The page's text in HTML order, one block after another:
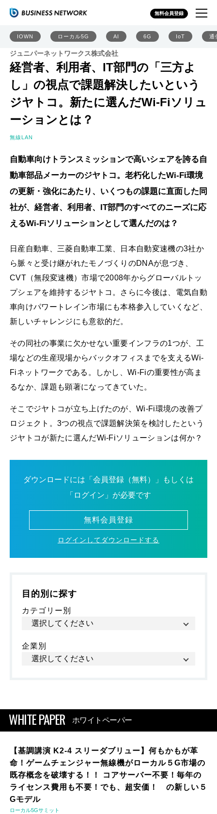
無料会員登録
IOWN ローカル5G AI 6G IoT 通
ジュニパーネットワークス株式会社
経営者、利用者、IT部門の「三方よ
し」の視点で課題解決したいという
ジヤトコ。新たに選んだWi-Fiソリュ
ーションとは？
無線LAN
自動車向けトランスミッションで高いシェアを誇る自
動車部品メーカーのジヤトコ。老朽化したWi-Fi環境
の更新・強化にあたり、いくつもの課題に直面した同
社が、経営者、利用者、IT部門のすべてのニーズに応
えるWi-Fiソリューションとして選んだのは？
日産自動車、三菱自動車工業、日本自動変速機の3社か
ら脈々と受け継がれたモノづくりのDNAが息づき、
CVT（無段変速機）市場で2008年からグローバルトッ
プシェアを維持するジヤトコ。さらに今後は、電気自動
車向けパワートレイン市場にも本格参入していくなど、
新しいチャレンジにも意欲的だ。
その同社の事業に欠かせない重要インフラの1つが、工
場などの生産現場からバックオフィスまでを支えるWi-
Fiネットワークである。しかし、Wi-Fiの重要性が高ま
るなか、課題も顕著になってきていた。
そこでジヤトコが立ち上げたのが、Wi-Fi環境の改善プ
ロジェクト。3つの視点で課題解決策を検討したという
ジヤトコが新たに選んだWi-Fiソリューションは何か？
ダウンロードには「会員登録（無料）」もしくは
「ログイン」が必要です
無料会員登録
ログインしてダウンロードする
目的別に探す
カテゴリー別
企業別
WHITE PAPER ホワイトペーパー
【基調講演 K2-4 スリーダブリュー】何もかもが革
命！ゲームチェンジャー無線機がローカル５G市場の
既存概念を破壊する！！ コアサーバー不要！毎年の
ライセンス費用も不要！でも、超安価！ の新しい５
Gモデル
ローカル5Gサミット